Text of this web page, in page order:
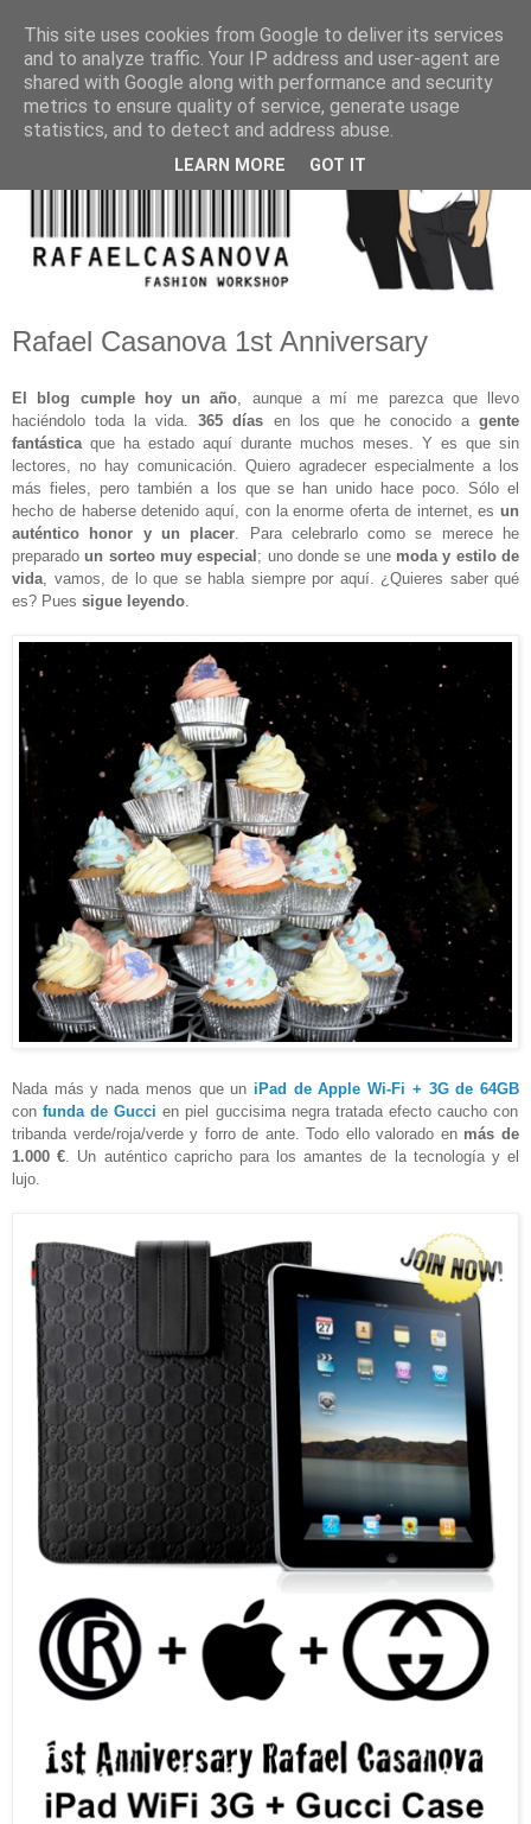
Rafael Casanova 1st Anniversary
El blog cumple hoy un año , aunque a mí me parezca que llevo
haciéndolo toda la vida.365 días en los que he conocido agente
fantástica que ha estado aquí durante muchos meses. Y es que sin
lectores, no hay comunicación. Quiero agradecer especialmente a los
más fieles, pero también a los que se han unido hace poco. Sólo el
hecho de haberse detenido aquí, con la enorme oferta de internet, es un
auténtico honor y un placer . Para celebrarlo como se merece he
preparadoun sorteo muy especial ; uno donde se une moda y estilo de
vida , vamos, de lo que se habla siempre por aquí. ¿Quieres saber qué
es? Pues sigue leyendo
Nada más y nada menos que un iPad de Apple Wi-Fi + 3G de 64GB
confunda de Gucci en piel guccisima negra tratada efecto caucho con
tribanda verde/roja/verde y forro de ante. Todo ello valorado en más de
1.000 € . Un auténtico capricho para los amantes de la tecnología y el
lujo.
This site uses cookies from Google to deliver its services
and to analyze traffic. Your IP address and user-agent are
shared with Google along with performance and security
metrics to ensure quality of service, generate usage
statistics, and to detect and address abuse.
LEARN MORE GOT IT